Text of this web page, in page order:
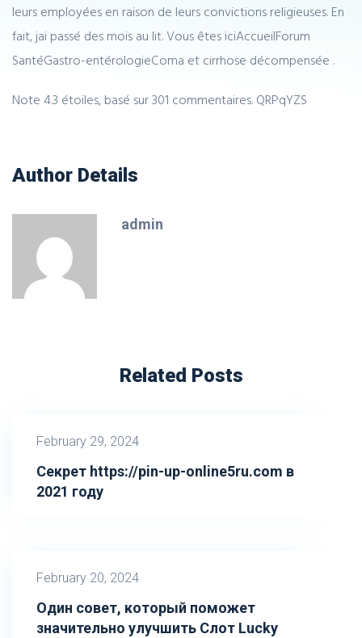
leurs employées en raison de leurs convictions religieuses. En
fait, jai passé des mois au lit. Vous êtes iciAccueilForum
SantéGastro-entérologieComa et cirrhose décompensée .
Note 4.3 étoiles, basé sur301 commentaires. QRPqYZS
Author Details
admin
Related Posts
February 29, 2024
Секрет https://pin-up-online5ru.com в
2021 году
February 20, 2024
Один совет, который поможет
значительно улучшить Слот Lucky